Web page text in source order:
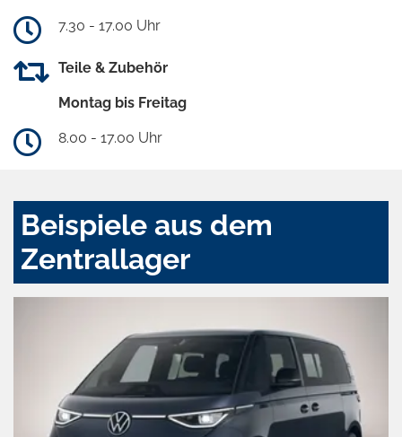
7.30 - 17.00 Uhr
Teile & Zubehör
Montag bis Freitag
8.00 - 17.00 Uhr
Beispiele aus dem
Zentrallager